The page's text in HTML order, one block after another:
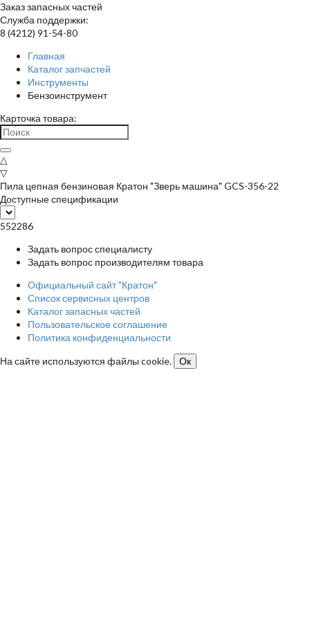
Заказ запасных частей
Служба поддержки:
8 (4212) 91-54-80
Главная
Каталог запчастей
Инструменты
Бензоинструмент
Карточка товара:
△
▽
Пила цепная бензиновая Кратон "Зверь машина" GCS-356-22
Доступные спецификации
552286
Задать вопрос специалисту
Задать вопрос производителям товара
Официальный сайт "Кратон"
Список сервисных центров
Каталог запасных частей
Пользовательское соглашение
Политика конфиденциальности
На сайте используются файлы cookie.
Ок